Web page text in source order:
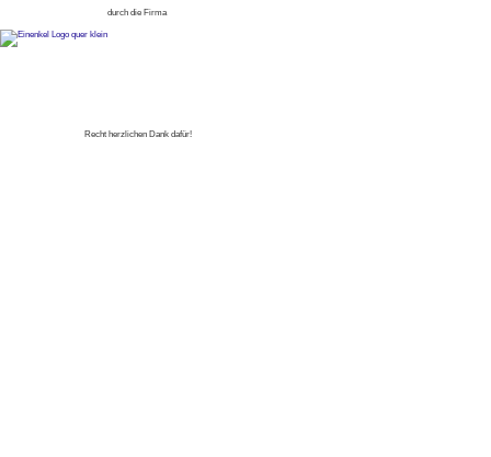
durch die Firma
Recht herzlichen Dank dafür!